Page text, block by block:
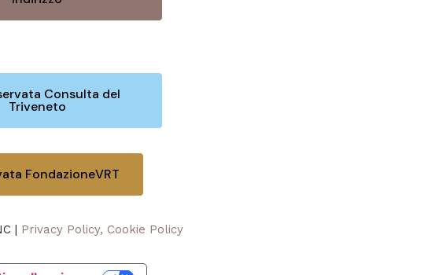
Consulta del
Triveneto
FondazioneVRT
| Privacy Policy, Cookie Policy